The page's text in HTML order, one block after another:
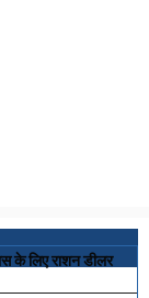
लिए राशन डीलर